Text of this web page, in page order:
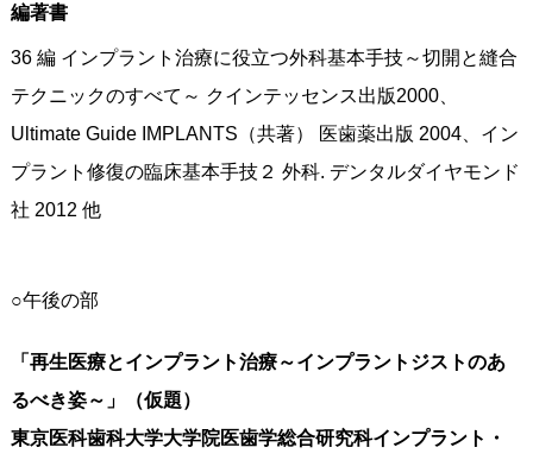
編著書
36 編 インプラント治療に役立つ外科基本手技～切開と縫合
テクニックのすべて～ クインテッセンス出版2000、
Ultimate Guide IMPLANTS（共著） 医歯薬出版 2004、イン
プラント修復の臨床基本手技２ 外科. デンタルダイヤモンド
社 2012 他
○午後の部
「再生医療とインプラント治療～インプラントジストのあ
るべき姿～」（仮題）
東京医科歯科大学大学院医歯学総合研究科インプラント・